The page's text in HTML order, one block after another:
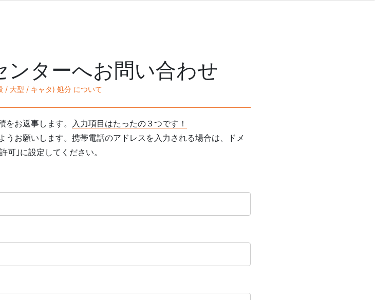
/ 大型 / キャタ) 処分 について
ンターへお問い合わせ
お返事します。 入力項目はたったの３つです！
うお願いします。携帯電話のアドレスを入力される場合は、ドメ
｣に設定してください。